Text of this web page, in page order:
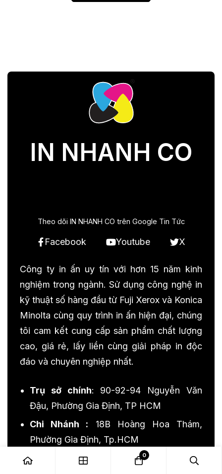
IN NHANH CO
Theo dõi IN NHANH CO trên Google Tin Tức
Facebook Youtube X
Công ty in ấn uy tín với hơn 15 năm kinh
nghiệm trong ngành. Sử dụng công nghệ in
kỹ thuật số hàng đầu từ Fuji Xerox và Konica
Minolta cùng quy trình in ấn hiện đại, chúng
tôi cam kết cung cấp sản phẩm chất lượng
cao, giá rẻ, lấy liền cùng giải pháp in độc
đáo và chuyên nghiệp nhất.
Trụ sở chính: 90-92-94 Nguyễn Văn
Đậu, Phường Gia Định, TP HCM
Chi Nhánh : 18B Hoàng Hoa Thám,
Phường Gia Định, Tp.HCM
Hotline:
0902 237 006 0